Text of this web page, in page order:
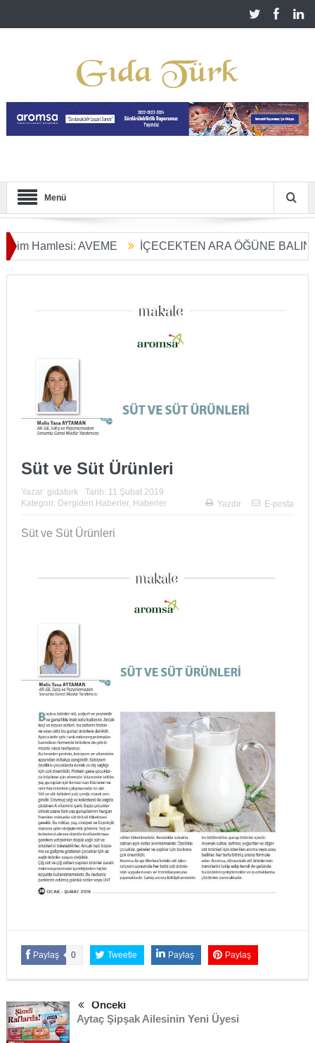
Menü
AVEME İÇECEKTEN ARA ÖĞÜNE BALIN
Dönüşümü Başladı
Süt ve Süt Ürünleri
Yazar: gidaturk Tarih: 11 Şubat 2019
Kategori: Dergiden Haberler, Haberler Yazdır E-posta
Süt ve Süt Ürünleri
Paylaş 0 Tweetle Paylaş Paylaş
Önceki
Aytaç Şipşak Ailesinin Yeni Üyesi